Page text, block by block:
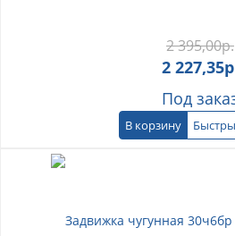
2 395,00р.
2 227,35
Под
В корзину